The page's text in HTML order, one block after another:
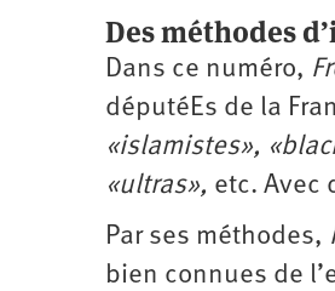
Des méthodes
Dans ce numéro,
députéEs de la
«islamistes»,
«ultras», etc. Avec
Par ses méthodes,
bien connues de